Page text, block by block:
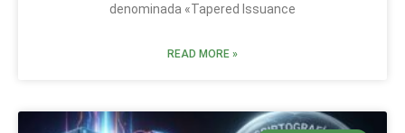
denominada «Tapered Issuance
READ MORE »